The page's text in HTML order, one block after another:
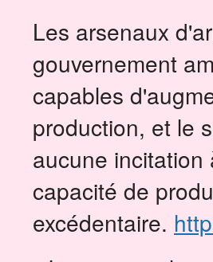
Les arsenaux
gouvernement
capables
production, et le
aucune incitation
capacité de
excédentaire.